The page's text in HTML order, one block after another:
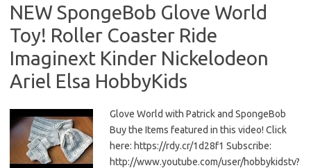
NEW SpongeBob Glove World
Toy! Roller Coaster Ride
Imaginext Kinder Nickelodeon
Ariel Elsa HobbyKids
Glove World with Patrick and SpongeBob
Buy the Items featured in this video! Click
here: https://rdy.cr/1d28f1 Subscribe:
http://www.youtube.com/user/hobbykidstv?